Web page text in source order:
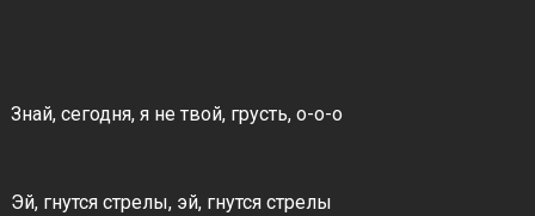
Знай, сегодня, я не твой, грусть, о-о-о
Эй, гнутся стрелы, эй, гнутся стрелы